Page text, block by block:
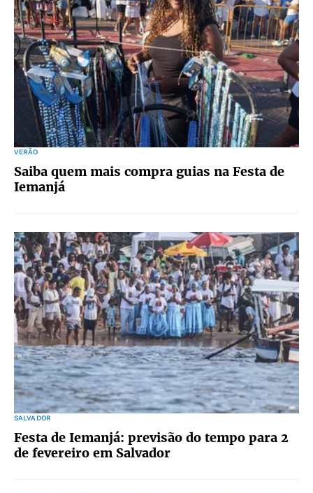
VERÃO
Saiba quem mais compra guias na Festa de
Iemanjá
SALVADOR
Festa de Iemanjá: previsão do tempo para 2
de fevereiro em Salvador